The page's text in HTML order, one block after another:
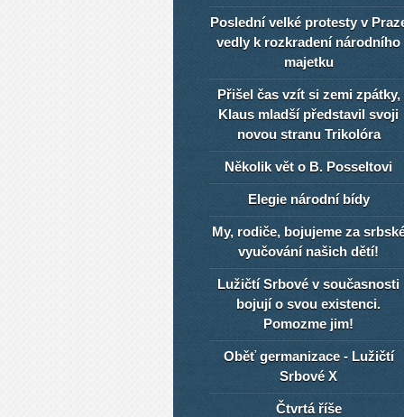
Poslední velké protesty v
vedly k rozkradení národního
majetku
Přišel čas vzít si zemi zpátky,
Klaus mladší představil svoji
novou stranu Trikolóra
Několik vět o B. Posseltovi
Elegie národní bídy
My, rodiče, bojujeme za
vyučování našich dětí!
Lužičtí Srbové v současnosti
bojují o svou existenci.
Pomozme jim!
Oběť germanizace - Lužičtí
Srbové X
Čtvrtá říše